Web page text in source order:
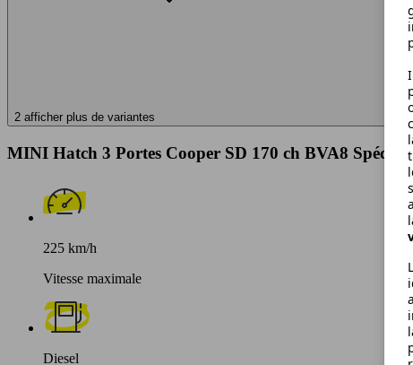
2 afficher plus de variantes
MINI Hatch 3 Portes Cooper SD 170 ch BVA8
225 km/h
Vitesse maximale
Diesel